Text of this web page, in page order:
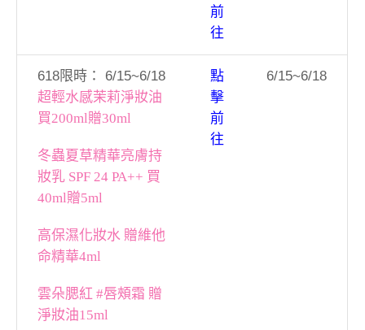
前
往
618限時： 6/15~6/18
超輕水感茉莉淨妝油
買200ml贈30ml
冬蟲夏草精華亮膚持
妝乳 SPF 24 PA++ 買
40ml贈5ml
高保濕化妝水 贈維他
命精華4ml
雲朵腮紅 #唇頰霜 贈
淨妝油15ml
點
擊
前
往
6/15~6/18